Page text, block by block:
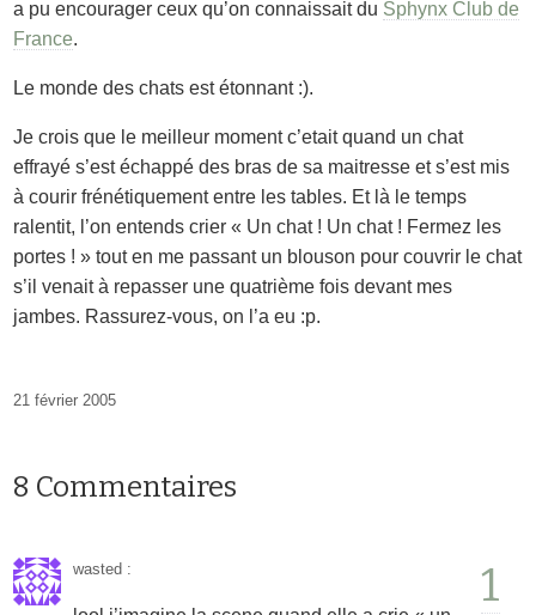
a pu encourager ceux qu’on connaissait du Sphynx Club de
France.
Le monde des chats est étonnant :).
Je crois que le meilleur moment c’etait quand un chat
effrayé s’est échappé des bras de sa maitresse et s’est mis
à courir frénétiquement entre les tables. Et là le temps
ralentit, l’on entends crier « Un chat ! Un chat ! Fermez les
portes ! » tout en me passant un blouson pour couvrir le chat
s’il venait à repasser une quatrième fois devant mes
jambes. Rassurez-vous, on l’a eu :p.
21 février 2005
8 Commentaires
1
wasted :